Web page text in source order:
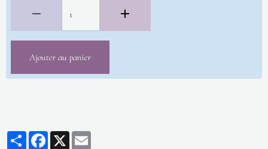
Ajouter au panier
PartagerFacebookX